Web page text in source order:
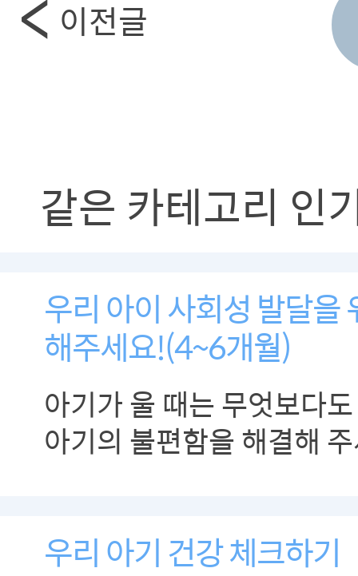
이전글
같은 카테고리 인
우리 아이 사회성 발달을
해주세요!(4~6개월)
아기가 울 때는 무엇보다
아기의 불편함을 해결해
우리 아기 건강 체크하기